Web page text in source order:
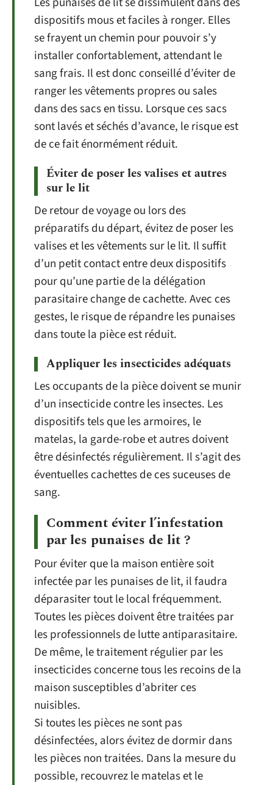
dispositifs mous et faciles à ronger. Elles
se frayent un chemin pour pouvoir s’y
installer confortablement, attendant le
sang frais. Il est donc conseillé d’éviter de
ranger les vêtements propres ou sales
dans des sacs en tissu. Lorsque ces sacs
sont lavés et séchés d’avance, le risque est
de ce fait énormément réduit.
Éviter de poser les valises et autres
sur le lit
De retour de voyage ou lors des
préparatifs du départ, évitez de poser les
valises et les vêtements sur le lit. Il suffit
d’un petit contact entre deux dispositifs
pour qu’une partie de la délégation
parasitaire change de cachette. Avec ces
gestes, le risque de répandre les punaises
dans toute la pièce est réduit.
Appliquer les insecticides adéquats
Les occupants de la pièce doivent se munir
d’un insecticide contre les insectes. Les
dispositifs tels que les armoires, le
matelas, la garde-robe et autres doivent
être désinfectés régulièrement. Il s’agit des
éventuelles cachettes de ces suceuses de
sang.
Comment éviter l’infestation
par les punaises de lit ?
Pour éviter que la maison entière soit
infectée par les punaises de lit, il faudra
déparasiter tout le local fréquemment.
Toutes les pièces doivent être traitées par
les professionnels de lutte antiparasitaire.
De même, le traitement régulier par les
insecticides concerne tous les recoins de la
maison susceptibles d’abriter ces
nuisibles.
Si toutes les pièces ne sont pas
désinfectées, alors évitez de dormir dans
les pièces non traitées. Dans la mesure du
possible, recouvrez le matelas et le